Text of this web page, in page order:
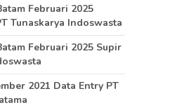
Februari 2025
Tunaskarya Indoswasta
Februari 2025 Supir
2021 Data Entry PT